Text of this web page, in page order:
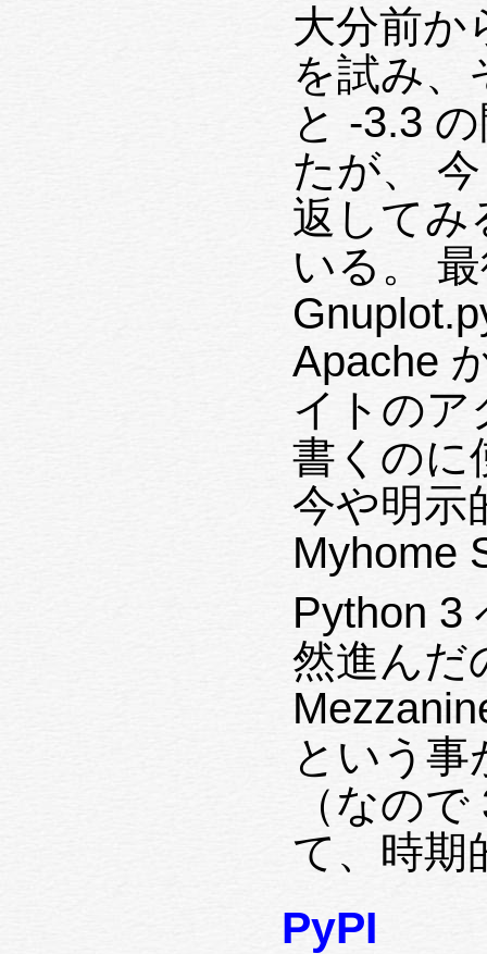
大分前か
を試み、
と -3.3
たが、
返してみ
いる。
Apache
イトのア
書くのに
今や明示
Myhome
Python 3
然進んだ
という
（なの
て、時期
PyPI